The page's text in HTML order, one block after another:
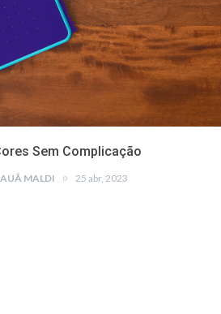
Sem Complicação
MALDI 25 abr, 2023